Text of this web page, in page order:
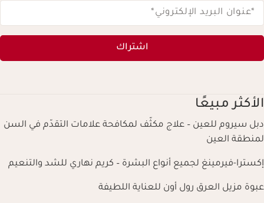
*عنوان البريد الإلكتروني*
اشتراك
الأكثر مبيعًا
دبل سيروم للعين – علاج مكثّف لمكافحة علامات التقدّم في السن
لمنطقة العين
إكسترا-فيرمينغ لجميع أنواع البشرة – كريم نهاري للشد والتنعيم
عبوة مزيل العرق رول أون للعناية اللطيفة